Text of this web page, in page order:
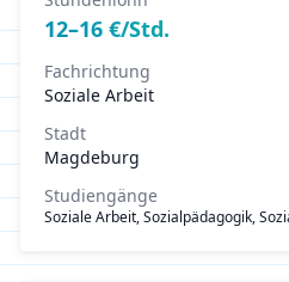
12–16 €/Std.
Fachrichtung
Soziale Arbeit
Stadt
Magdeburg
Studiengänge
Soziale Arbeit, Sozialpädagogik,